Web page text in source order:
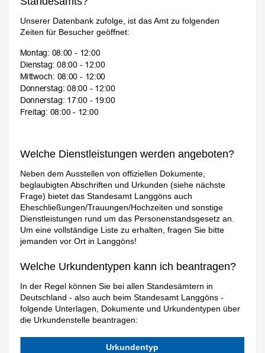
Unserer Datenbank zufolge, ist das Amt zu folgenden
Zeiten für Besucher geöffnet:
Welche Dienstleistungen werden angeboten?
Neben dem Ausstellen von offiziellen Dokumente,
beglaubigten Abschriften und Urkunden (siehe nächste
Frage) bietet das Standesamt Langgöns auch
Eheschließungen/Trauungen/Hochzeiten und sonstige
Dienstleistungen rund um das Personenstandsgesetz an.
Um eine vollständige Liste zu erhalten, fragen Sie bitte
jemanden vor Ort in Langgöns!
Welche Urkundentypen kann ich beantragen?
In der Regel können Sie bei allen Standesämtern in
Deutschland - also auch beim Standesamt Langgöns -
folgende Unterlagen, Dokumente und Urkundentypen über
die Urkundenstelle beantragen:
Urkundentyp